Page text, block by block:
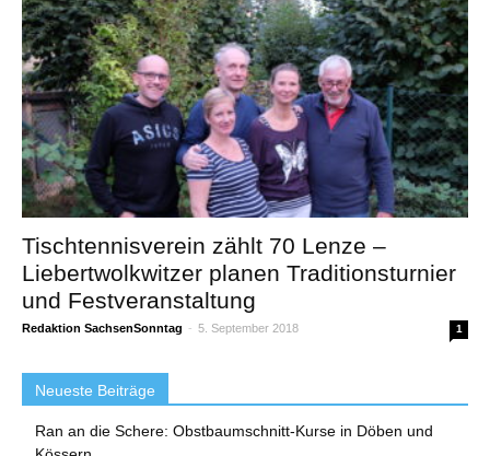
Tischtennisverein zählt 70 Lenze –
Liebertwolkwitzer planen Traditionsturnier
und Festveranstaltung
Redaktion SachsenSonntag - 5. September 2018 1
Neueste Beiträge
Ran an die Schere: Obstbaumschnitt-Kurse in Döben und